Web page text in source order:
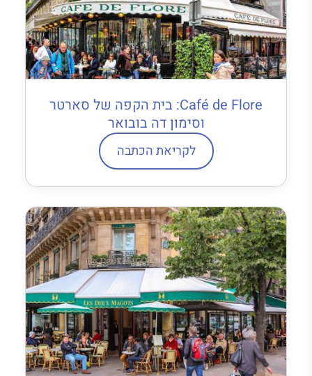
Café de Flore: בית הקפה של סארטר
וסימון דה בובואר
לקריאת הכתבה